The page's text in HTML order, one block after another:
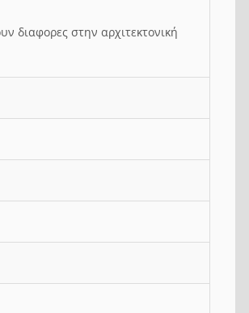
διαφορες στην αρχιτεκτονική